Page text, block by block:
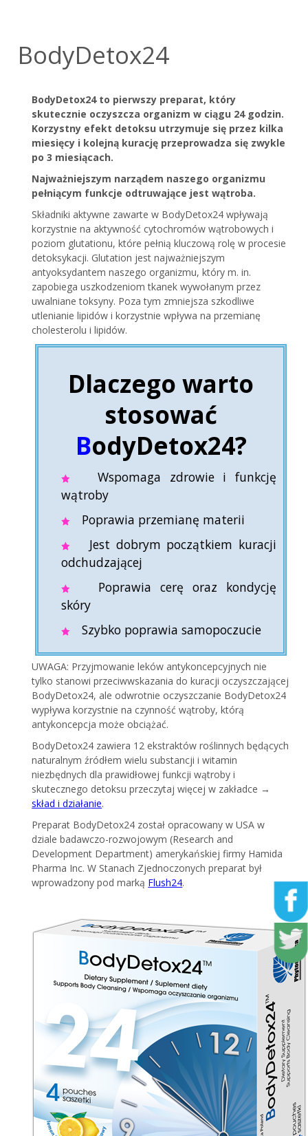
BodyDetox24
BodyDetox24 to pierwszy preparat, który
skutecznie oczyszcza organizm w ciągu 24 godzin.
Korzystny efekt detoksu utrzymuje się przez kilka
miesięcy i kolejną kurację przeprowadza się zwykle
po 3 miesiącach.
Najważniejszym narządem naszego organizmu
pełniącym funkcje odtruwające jest wątroba.
Składniki aktywne zawarte w BodyDetox24 wpływają
korzystnie na aktywność cytochromów wątrobowych i
poziom glutationu, które pełnią kluczową rolę w procesie
detoksykacji. Glutation jest najważniejszym
antyoksydantem naszego organizmu, który m. in.
zapobiega uszkodzeniom tkanek wywołanym przez
uwalniane toksyny. Poza tym zmniejsza szkodliwe
utlenianie lipidów i korzystnie wpływa na przemianę
cholesterolu i lipidów.
Dlaczego warto
stosować
BodyDetox24?
Wspomaga zdrowie i funkcję
wątroby
Poprawia przemianę materii
Jest dobrym początkiem kuracji
odchudzającej
Poprawia cerę oraz kondycję
skóry
Szybko poprawia samopoczucie
UWAGA: Przyjmowanie leków antykoncepcyjnych nie
tylko stanowi przeciwwskazania do kuracji oczyszczającej
BodyDetox24, ale odwrotnie oczyszczanie BodyDetox24
wypływa korzystnie na czynność wątroby, którą
antykoncepcja może obciążać.
BodyDetox24 zawiera 12 ekstraktów roślinnych będących
naturalnym źródłem wielu substancji i witamin
niezbędnych dla prawidłowej funkcji wątroby i
skutecznego detoksu przeczytaj więcej w zakładce →
skład i działanie.
Preparat BodyDetox24 został opracowany w USA w
dziale badawczo-rozwojowym (Research and
Development Department) amerykańskiej firmy Hamida
Pharma Inc. W Stanach Zjednoczonych preparat był
wprowadzony pod marką Flush24.